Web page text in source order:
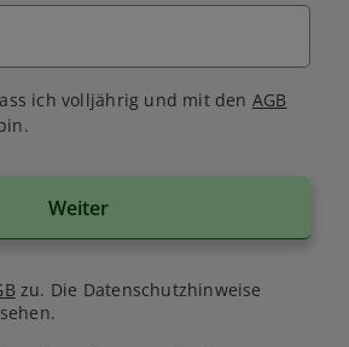
ich volljährig und mit den AGB
Weiter
zu. Die Datenschutzhinweise